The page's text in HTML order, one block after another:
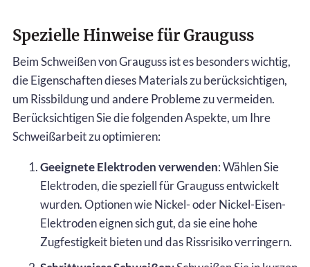
Spezielle Hinweise für Grauguss
Beim Schweißen von Grauguss ist es besonders wichtig,
die Eigenschaften dieses Materials zu berücksichtigen,
um Rissbildung und andere Probleme zu vermeiden.
Berücksichtigen Sie die folgenden Aspekte, um Ihre
Schweißarbeit zu optimieren:
Geeignete Elektroden verwenden: Wählen Sie
Elektroden, die speziell für Grauguss entwickelt
wurden. Optionen wie Nickel- oder Nickel-Eisen-
Elektroden eignen sich gut, da sie eine hohe
Zugfestigkeit bieten und das Rissrisiko verringern.